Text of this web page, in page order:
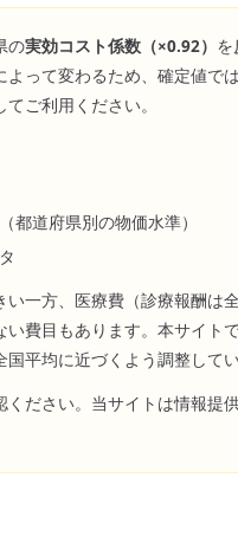
の実効コスト係数（×0.92） を
って変わるため、確定値で
ご利用ください。
都道府県別の物価水準）
一方、医療費（診療報酬は
費目もあります。本サイト
平均に近づくよう調整してい
ださい。当サイトは情報提